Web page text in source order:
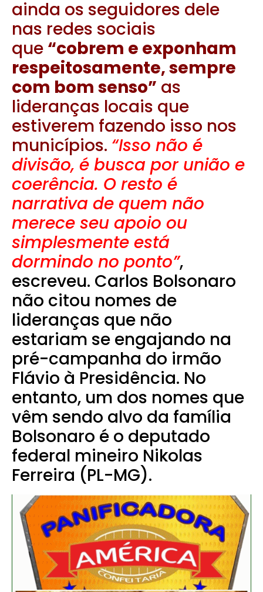
ainda os seguidores dele
nas redes sociais
que “cobrem e exponham
respeitosamente, sempre
com bom senso” as
lideranças locais que
estiverem fazendo isso nos
municípios. “Isso não é
divisão, é busca por união e
coerência. O resto é
narrativa de quem não
merece seu apoio ou
simplesmente está
dormindo no ponto”,
escreveu. Carlos Bolsonaro
não citou nomes de
lideranças que não
estariam se engajando na
pré-campanha do irmão
Flávio à Presidência. No
entanto, um dos nomes que
vêm sendo alvo da família
Bolsonaro é o deputado
federal mineiro Nikolas
Ferreira (PL-MG).